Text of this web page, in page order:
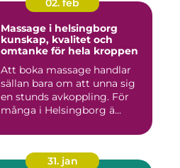
02. feb
Massage i helsingborg
kunskap, kvalitet och
omtanke för hela kroppen
Att boka massage handlar
sällan bara om att unna sig
en stunds avkoppling. För
många i Helsingborg ä...
31. jan